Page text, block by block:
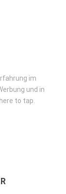
im
und in
to tap.